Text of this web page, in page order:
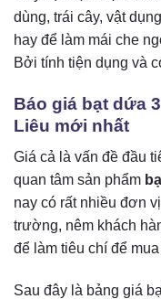
dùng, trái cây, vật
hay để làm mái che
Bởi tính tiện dụng và
Báo giá bạt dứa
Liêu mới nhất
Giá cả là vấn đề đầu
quan tâm sản phẩm
nay có rất nhiều đơn
trường, nêm khách
để làm tiêu chí để
Sau đây là bảng giá